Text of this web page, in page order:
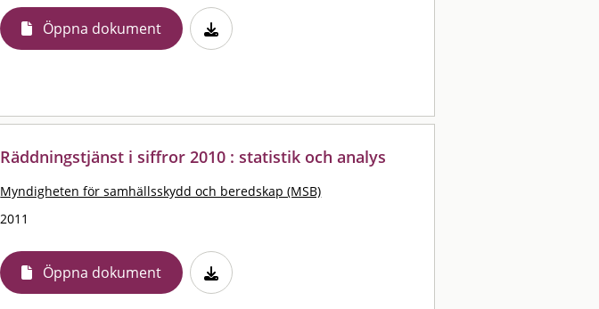
Öppna dokument
Räddningstjänst i siffror 2010 : statistik och analys
Myndigheten för samhällsskydd och beredskap (MSB)
2011
Öppna dokument